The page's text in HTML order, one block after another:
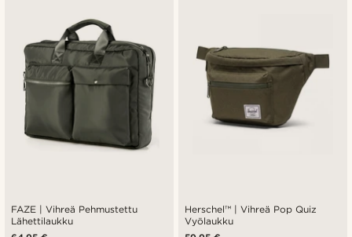
FAZE | Vihreä Pehmustettu
Lähettilaukku
Herschel™ | Vihreä Pop Quiz
Vyölaukku